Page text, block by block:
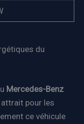
du
Mercedes-Benz
pour les
ce véhicule